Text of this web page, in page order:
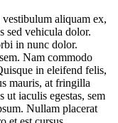
aliquam ex,
sed vehicula dolor.
in nunc dolor.
Nam commodo
in eleifend felis,
mauris, at fringilla
ut iaculis egestas, sem
Nullam placerat